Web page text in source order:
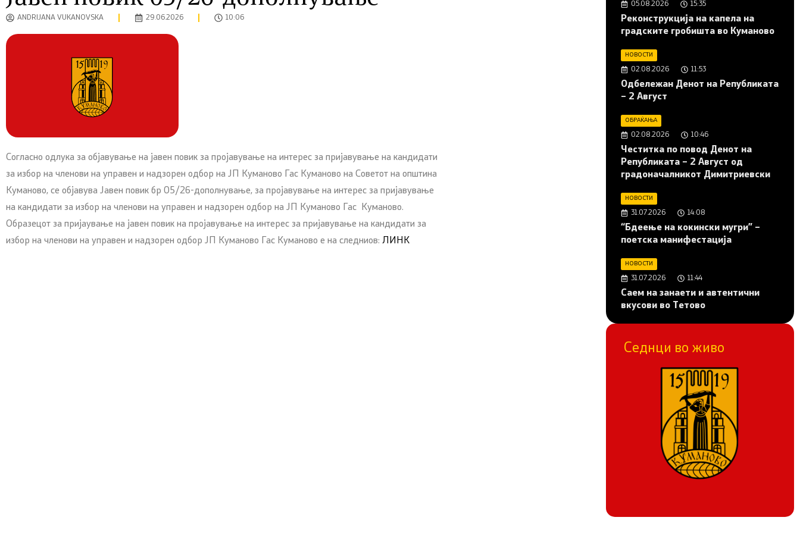
ANDRIJANA VUKANOVSKA 29.06.2026 10:06
Согласно одлука за објавување на јавен повик за пројавување на интерес за пријавување на кандидати
за избор на членови на управен и надзорен одбор на ЈП Куманово Гас Куманово на Советот на општина
Куманово, се објавува Јавен повик бр 05/26-дополнување, за пројавување на интерес за пријавување
на кандидати за избор на членови на управен и надзорен одбор на ЈП Куманово Гас Куманово.
Образецот за пријаување на јавен повик на пројавување на интерес за пријавување на кандидати за
избор на членови на управен и надзорен одбор ЈП Куманово Гас Куманово е на следниов: ЛИНК
05.08.2026 15:35
Реконструкција на капела на
градските гробишта во Куманово
НОВОСТИ
02.08.2026 11:53
Одбележан Денот на Републиката
– 2 Август
ОБРАЌАЊА
02.08.2026 10:46
Честитка по повод Денот на
Републиката – 2 Август од
градоначалникот Димитриевски
НОВОСТИ
31.07.2026 14:08
“Бдеење на кокински мугри” –
поетска манифестација
НОВОСТИ
31.07.2026 11:44
Саем на занаети и автентични
вкусови во Тетово
Седнци во живо